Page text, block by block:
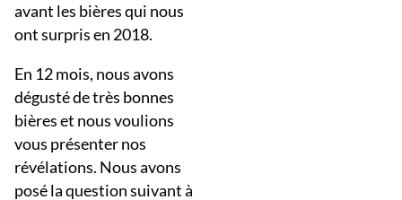
avant les bières qui nous
ont surpris en 2018.
En 12 mois, nous avons
dégusté de très bonnes
bières et nous voulions
vous présenter nos
révélations. Nous avons
posé la question suivant à